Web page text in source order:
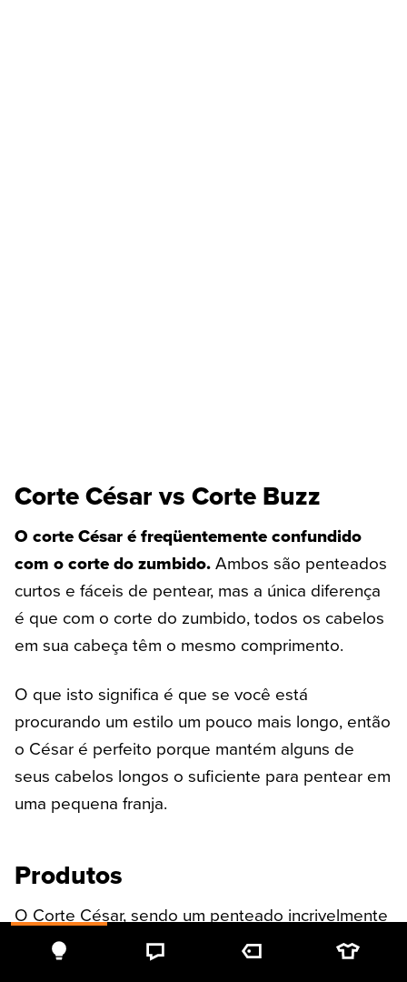
Corte César vs Corte Buzz
O corte César é freqüentemente confundido
com o corte do zumbido.Ambos são penteados
curtos e fáceis de pentear, mas a única diferença
é que com o corte do zumbido, todos os cabelos
em sua cabeça têm o mesmo comprimento.
O que isto significa é que se você está
procurando um estilo um pouco mais longo, então
o César é perfeito porque mantém alguns de
seus cabelos longos o suficiente para pentear em
uma pequena franja.
Produtos
O Corte César, sendo um penteado incrivelmente
fácil de pentear, você não precisa de muito para
manter o penteado em forma durante todo o dia.